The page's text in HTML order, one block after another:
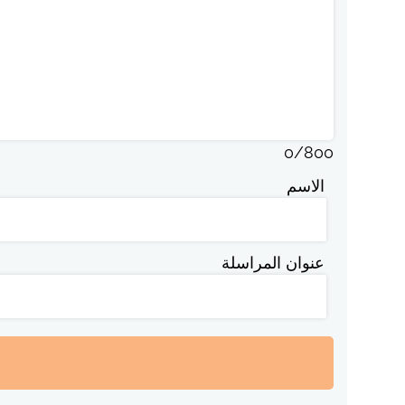
0/800
الاسم
عنوان المراسلة